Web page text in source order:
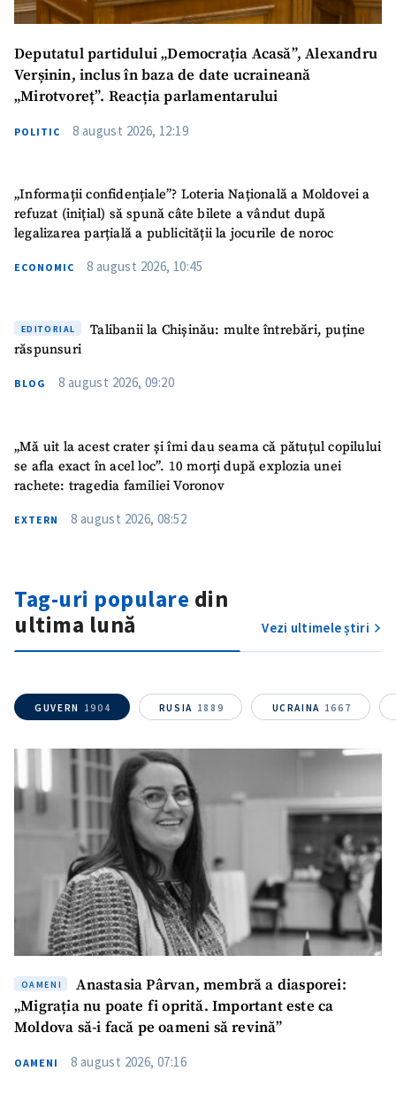
Deputatul partidului „Democrația Acasă”, Alexandru
Verșinin, inclus în baza de date ucraineană
„Mirotvoreț”. Reacția parlamentarului
POLITIC 8 august 2026, 12:19
„Informații confidențiale”? Loteria Națională a Moldovei a
refuzat (inițial) să spună câte bilete a vândut după
legalizarea parțială a publicității la jocurile de noroc
ECONOMIC 8 august 2026, 10:45
EDITORIAL
Talibanii la Chișinău: multe întrebări, puține
răspunsuri
BLOG 8 august 2026, 09:20
„Mă uit la acest crater și îmi dau seama că pătuțul copilului
se afla exact în acel loc”. 10 morți după explozia unei
rachete: tragedia familiei Voronov
EXTERN 8 august 2026, 08:52
Tag-uri populare din
ultima lună
Vezi ultimele știri
GUVERN 1904 RUSIA 1889 UCRAINA 1667
OAMENI
Anastasia Pârvan, membră a diasporei:
„Migrația nu poate fi oprită. Important este ca
Moldova să-i facă pe oameni să revină”
OAMENI 8 august 2026, 07:16
ȘTIREA MEA
Fotografie
+ Încarcă imagine
Mesajul știrei
+ Mesajul știrei
CONTACT SURSĂ
Sursă anonimă
Nume+ Numele meu
Email+ Emailul meu
Telefon
+ Telefon personal
Am citit și sunt de
confidențialitate.